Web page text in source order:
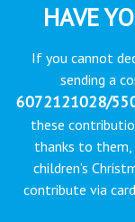
HAVE
If you cannot
sending a
6072121028/
these
thanks to
children’s
contribute via